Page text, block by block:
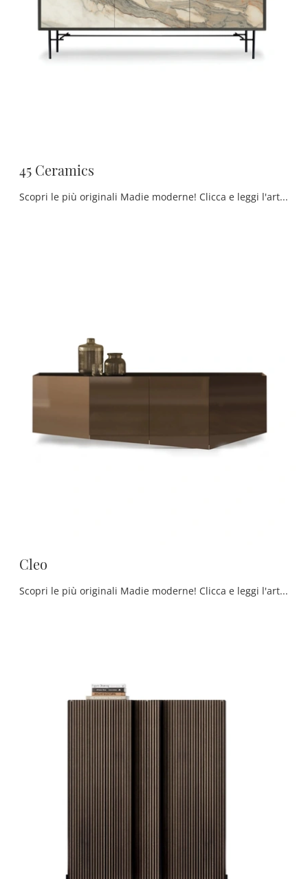
45 Ceramics
Scopri le più originali Madie moderne! Clicca e leggi l'articolo: mobile soggiorno 45 Ceramics in ceramica, soluzione bella e funzionale.
Cleo
Scopri le più originali Madie moderne! Clicca e leggi l'articolo: madia Cleo in legno laccato, soluzione bella e di grande qualità.